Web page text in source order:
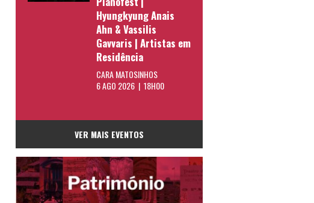
Hyungkyung Anais
Ahn & Vassilis
Gavvaris | Artistas em
Residência
CARA MATOSINHOS
6 AGO 2026 | 18H00
VER MAIS EVENTOS